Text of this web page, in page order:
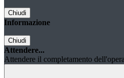
Chiudi
Informazione
Chiudi
Attendere...
Attendere il completamento